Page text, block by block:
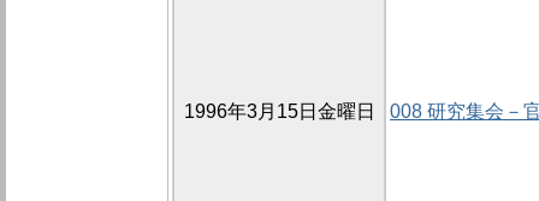
1996年3月15日金曜日 008 研究集会－